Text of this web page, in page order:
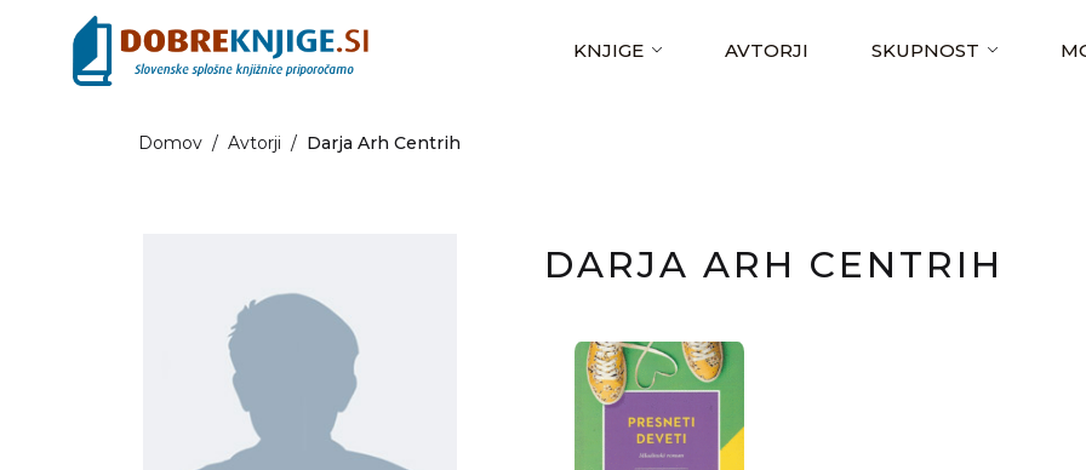
KNJIGE AVTORJI SKUPNOST
Domov / Avtorji / Darja Arh Centrih
DARJA ARH CENTRIH